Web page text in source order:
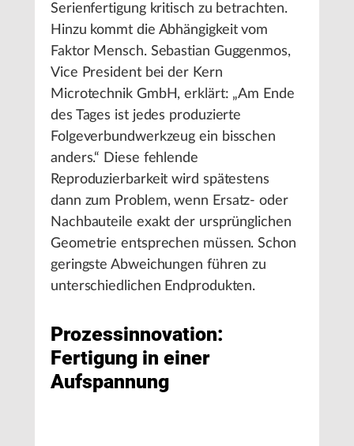
Serienfertigung kritisch zu betrachten.
Hinzu kommt die Abhängigkeit vom
Faktor Mensch. Sebastian Guggenmos,
Vice President bei der Kern
Microtechnik GmbH, erklärt: „Am Ende
des Tages ist jedes produzierte
Folgeverbundwerkzeug ein bisschen
anders.“ Diese fehlende
Reproduzierbarkeit wird spätestens
dann zum Problem, wenn Ersatz- oder
Nachbauteile exakt der ursprünglichen
Geometrie entsprechen müssen. Schon
geringste Abweichungen führen zu
unterschiedlichen Endprodukten.
Prozessinnovation:
Fertigung in einer
Aufspannung